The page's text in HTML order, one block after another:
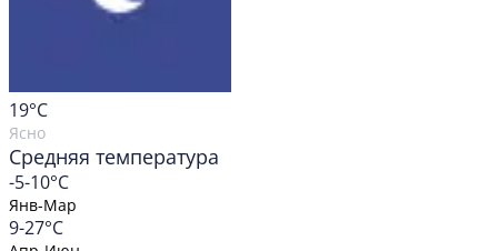
19°C
Ясно
Средняя температура
-5-10°C
Янв-Мар
9-27°C